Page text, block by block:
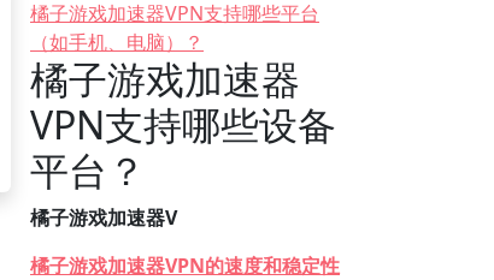
橘子游戏加速器VPN支持哪些平台
（如手机、电脑）？
橘子游戏加速器
VPN支持哪些设备
平台？
橘子游戏加速器V
橘子游戏加速器VPN的速度和稳定性